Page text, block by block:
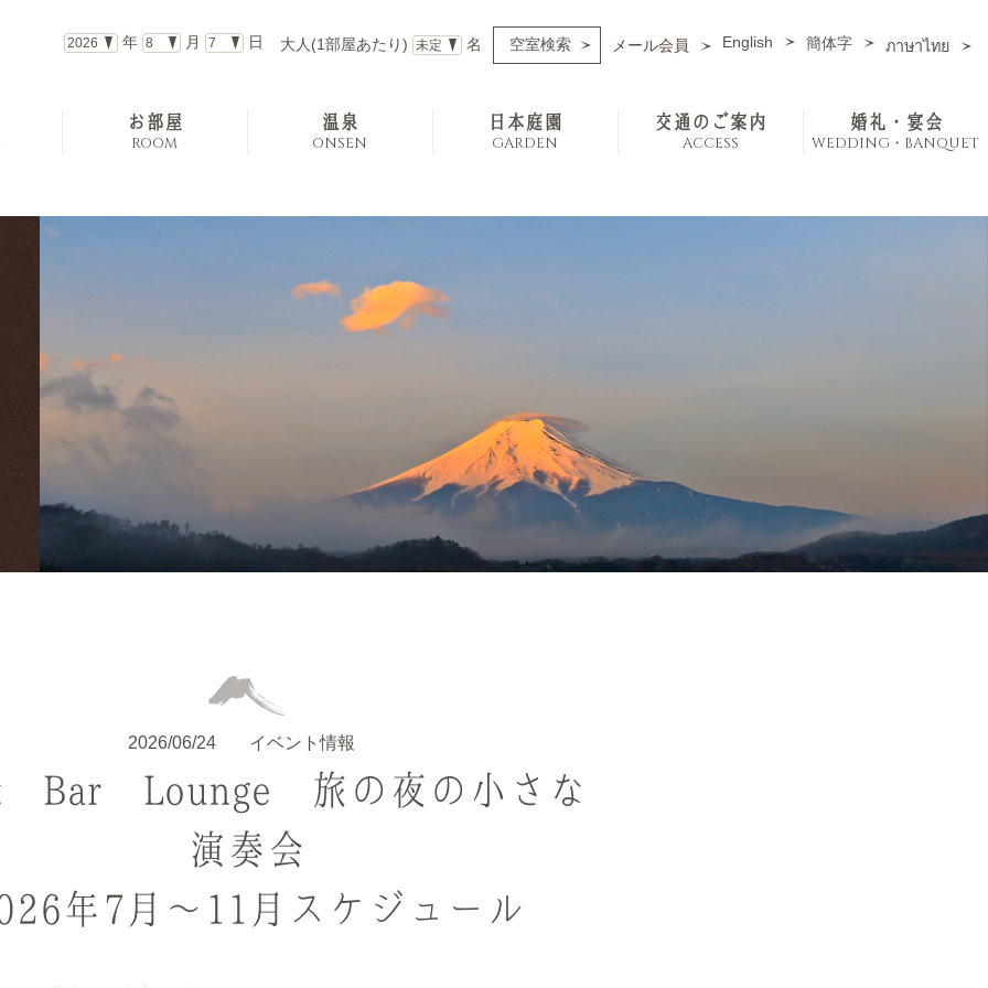
年 月 日 大人(1部屋あたり) 名 メール会員 English 簡体字 ภาษาไทย
お部屋
ROOM
温泉
ONSEN
日本庭園
GARDEN
交通のご案内
ACCESS
婚礼・宴会
WEDDING・BANQUET
2026/06/24 イベント情報
Bar Lounge 旅の夜の小さな
演奏会
年7月～11月スケジュール